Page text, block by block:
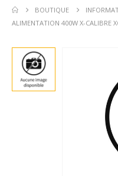
BOUTIQUE
ALIMENTATION 400W X-CALIBRE